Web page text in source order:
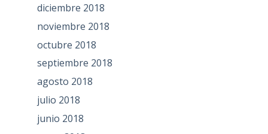
diciembre 2018
noviembre 2018
octubre 2018
septiembre 2018
agosto 2018
julio 2018
junio 2018